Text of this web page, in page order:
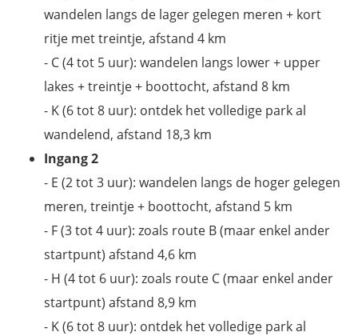
wandelen langs de lager gelegen meren + kort
ritje met treintje, afstand 4 km
- C (4 tot 5 uur): wandelen langs lower + upper
lakes + treintje + boottocht, afstand 8 km
- K (6 tot 8 uur): ontdek het volledige park al
wandelend, afstand 18,3 km
Ingang 2
- E (2 tot 3 uur): wandelen langs de hoger gelegen
meren, treintje + boottocht, afstand 5 km
- F (3 tot 4 uur): zoals route B (maar enkel ander
startpunt) afstand 4,6 km
- H (4 tot 6 uur): zoals route C (maar enkel ander
startpunt) afstand 8,9 km
- K (6 tot 8 uur): ontdek het volledige park al